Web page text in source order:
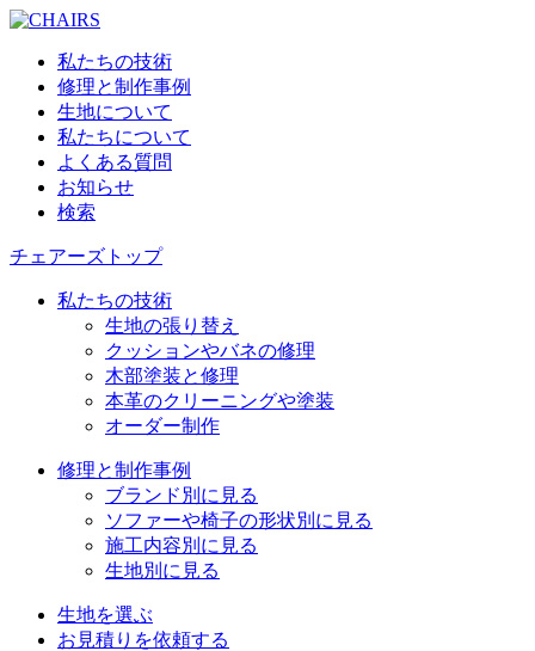
私たちの技術
修理と制作事例
生地について
私たちについて
よくある質問
お知らせ
検索
チェアーズトップ
私たちの技術
生地の張り替え
クッションやバネの修理
木部塗装と修理
本革のクリーニングや塗装
オーダー制作
修理と制作事例
ブランド別に見る
ソファーや椅子の形状別に見る
施工内容別に見る
生地別に見る
生地を選ぶ
お見積りを依頼する